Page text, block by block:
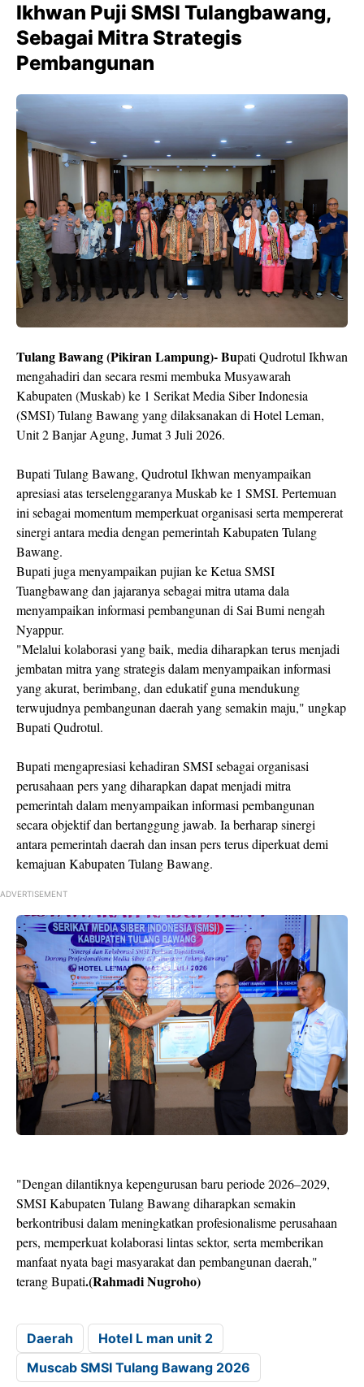
Ikhwan Puji SMSI Tulangbawang,
Sebagai Mitra Strategis
Pembangunan
Tulang Bawang (Pikiran Lampung)- Bupati Qudrotul Ikhwan
mengahadiri dan secara resmi membuka Musyawarah
Kabupaten (Muskab) ke 1 Serikat Media Siber Indonesia
(SMSI) Tulang Bawang yang dilaksanakan di Hotel Leman,
Unit 2 Banjar Agung, Jumat 3 Juli 2026.
Bupati Tulang Bawang, Qudrotul Ikhwan menyampaikan
apresiasi atas terselenggaranya Muskab ke 1 SMSI. Pertemuan
ini sebagai momentum memperkuat organisasi serta mempererat
sinergi antara media dengan pemerintah Kabupaten Tulang
Bawang.
Bupati juga menyampaikan pujian ke Ketua SMSI
Tuangbawang dan jajaranya sebagai mitra utama dala
menyampaikan informasi pembangunan di Sai Bumi nengah
Nyappur.
"Melalui kolaborasi yang baik, media diharapkan terus menjadi
jembatan mitra yang strategis dalam menyampaikan informasi
yang akurat, berimbang, dan edukatif guna mendukung
terwujudnya pembangunan daerah yang semakin maju," ungkap
Bupati Qudrotul.
Bupati mengapresiasi kehadiran SMSI sebagai organisasi
perusahaan pers yang diharapkan dapat menjadi mitra
pemerintah dalam menyampaikan informasi pembangunan
secara objektif dan bertanggung jawab. Ia berharap sinergi
antara pemerintah daerah dan insan pers terus diperkuat demi
kemajuan Kabupaten Tulang Bawang.
ADVERTISEMENT
"Dengan dilantiknya kepengurusan baru periode 2026–2029,
SMSI Kabupaten Tulang Bawang diharapkan semakin
berkontribusi dalam meningkatkan profesionalisme perusahaan
pers, memperkuat kolaborasi lintas sektor, serta memberikan
manfaat nyata bagi masyarakat dan pembangunan daerah,"
terang Bupati.(Rahmadi Nugroho)
Daerah
Hotel L man unit 2
Muscab SMSI Tulang Bawang 2026